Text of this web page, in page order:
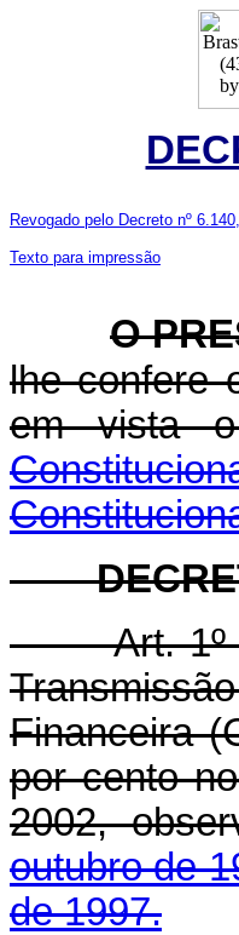
Revogado pelo Decreto nº
Texto para impressão
O
lhe confere
em vista
Art. 1º A
Financeira
por cento
2002,
outubro de
de 1997.